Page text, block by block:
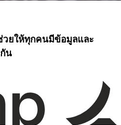
วยให้ทุกคนมีข้อมูลและ
น